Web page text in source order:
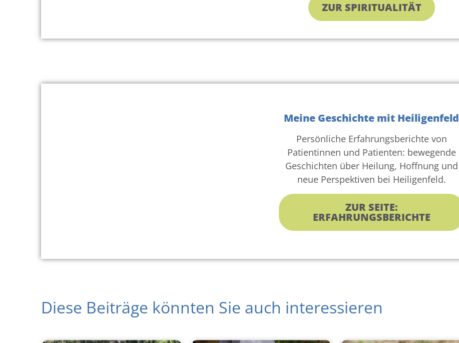
ZUR SPIRITUALITÄT
Meine Geschichte mit Heiligenfeld
Persönliche Erfahrungsberichte von
Patientinnen und Patienten: bewegende
Geschichten über Heilung, Hoffnung und
neue Perspektiven bei Heiligenfeld.
ZUR SEITE:
ERFAHRUNGSBERICHTE
Diese Beiträge könnten Sie auch interessieren